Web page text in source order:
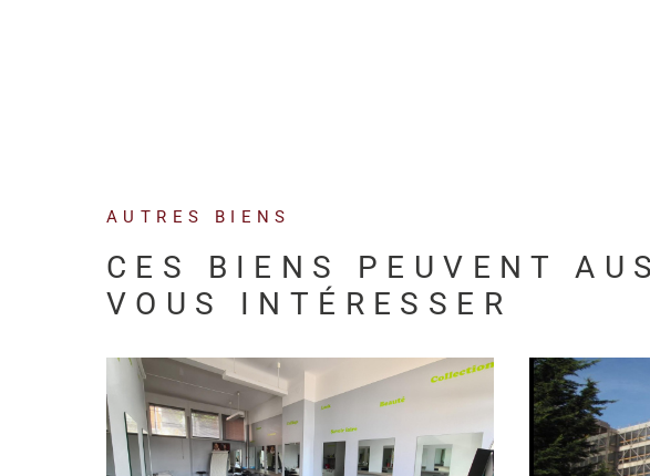
AUTRES BIENS
CES BIENS PEUVENT
VOUS INTÉRESSER